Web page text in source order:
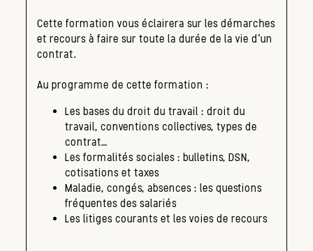
Cette formation vous éclairera sur les démarches
et recours à faire sur toute la durée de la vie d’un
contrat.
Au programme de cette formation :
Les bases du droit du travail : droit du
travail, conventions collectives, types de
contrat…
Les formalités sociales : bulletins, DSN,
cotisations et taxes
Maladie, congés, absences : les questions
fréquentes des salariés
Les litiges courants et les voies de recours